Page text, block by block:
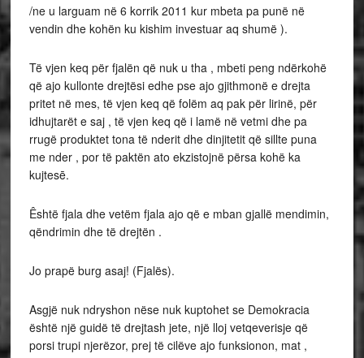
/ne u larguam në 6 korrik 2011 kur mbeta pa punë në
vendin dhe kohën ku kishim investuar aq shumë ).
Të vjen keq për fjalën që nuk u tha , mbeti peng ndërkohë
që ajo kullonte drejtësi edhe pse ajo gjithmonë e drejta
pritet në mes, të vjen keq që folëm aq pak për lirinë, për
idhujtarët e saj , të vjen keq që i lamë në vetmi dhe pa
rrugë produktet tona të nderit dhe dinjitetit që sillte puna
me nder , por të paktën ato ekzistojnë përsa kohë ka
kujtesē.
Êshtë fjala dhe vetëm fjala ajo që e mban gjallë mendimin,
qëndrimin dhe të drejtën .
Jo prapë burg asaj! (Fjalës).
Asgjë nuk ndryshon nëse nuk kuptohet se Demokracia
është një guidë të drejtash jete, një lloj vetqeverisje që
porsi trupi njerëzor, prej të cilëve ajo funksionon, mat ,